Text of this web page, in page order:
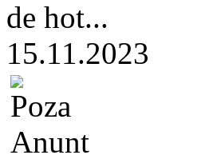
de hot...
15.11.2023